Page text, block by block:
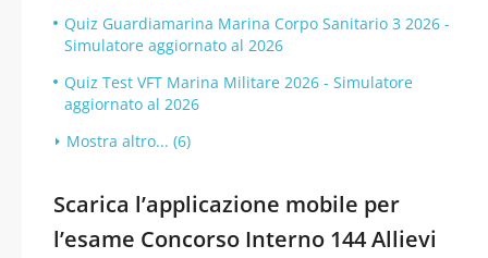
Quiz Guardiamarina Marina Corpo Sanitario 3 2026 -
Simulatore aggiornato al 2026
Quiz Test VFT Marina Militare 2026 - Simulatore
aggiornato al 2026
Mostra altro... (6)
Scarica l’applicazione mobile per
l’esame Concorso Interno 144 Allievi